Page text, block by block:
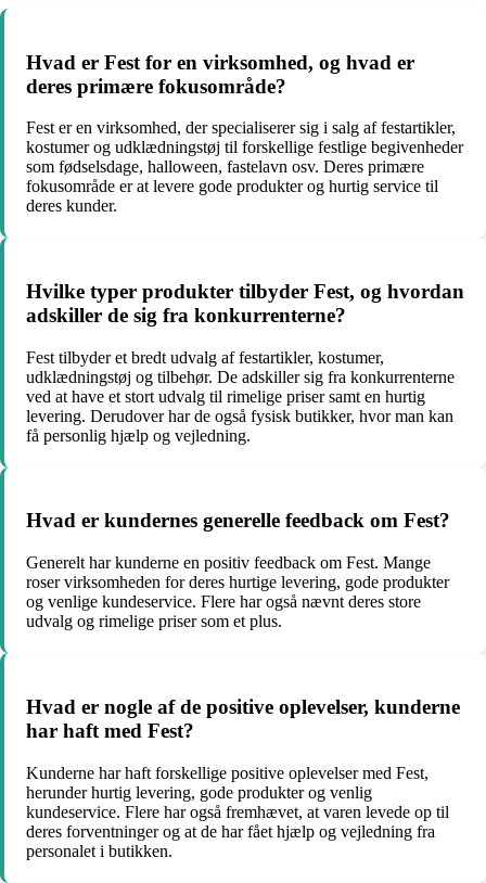
Hvad er Fest for en virksomhed, og hvad er
deres primære fokusområde?
Fest er en virksomhed, der specialiserer sig i salg af festartikler,
kostumer og udklædningstøj til forskellige festlige begivenheder
som fødselsdage, halloween, fastelavn osv. Deres primære
fokusområde er at levere gode produkter og hurtig service til
deres kunder.
Hvilke typer produkter tilbyder Fest, og hvordan
adskiller de sig fra konkurrenterne?
Fest tilbyder et bredt udvalg af festartikler, kostumer,
udklædningstøj og tilbehør. De adskiller sig fra konkurrenterne
ved at have et stort udvalg til rimelige priser samt en hurtig
levering. Derudover har de også fysisk butikker, hvor man kan
få personlig hjælp og vejledning.
Hvad er kundernes generelle feedback om Fest?
Generelt har kunderne en positiv feedback om Fest. Mange
roser virksomheden for deres hurtige levering, gode produkter
og venlige kundeservice. Flere har også nævnt deres store
udvalg og rimelige priser som et plus.
Hvad er nogle af de positive oplevelser, kunderne
har haft med Fest?
Kunderne har haft forskellige positive oplevelser med Fest,
herunder hurtig levering, gode produkter og venlig
kundeservice. Flere har også fremhævet, at varen levede op til
deres forventninger og at de har fået hjælp og vejledning fra
personalet i butikken.